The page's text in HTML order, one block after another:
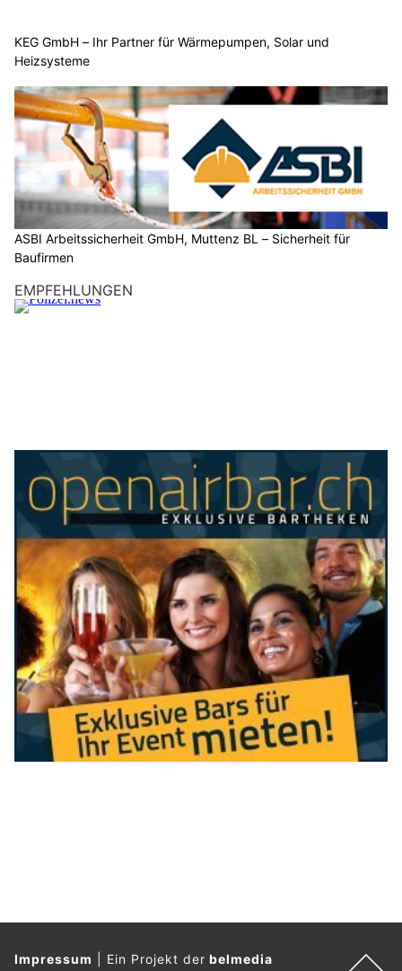
ASBI Arbeitssicherheit GmbH, Muttenz BL – Sicherheit für Baufirmen
HOPE Christliches Sozialwerk in Baden AG: Hilfe für Menschen in Notlagen
KEG GmbH – Ihr Partner für Wärmepumpen, Solar und Heizsysteme
Zurzibiet AG: Regionalpolizei verstärkt
Kontrollen zum Schulstart auf den Schulwegen
06.08.26 VON POLIZEI.NEWS REDAKTION
Der Schulweg gehört den Kindern. Helfen wir gemeinsam
Nach den Sommerferien beginnt für viele Kinder ein neuer
HaarStark. in Wohlen (AG): Moderne Frisuren und Make-up
KEG GmbH – Ihr Partner für Wärmepumpen, Solar und Heizsysteme
KEG GmbH – Ihr Partner für Wärmepumpen, Solar und Heizsysteme
KEG GmbH – Ihr Partner für Wärmepumpen, Solar und Heizsysteme
Wängi TG: Fahrunfähiger Schweizer auf
Rastplatz kontrolliert – Ausweis sichergestellt
05.08.26 VON POLIZEI.NEWS REDAKTION
In der Nacht auf Mittwoch wurde in Wängi ein Autofahrerals
fahrunfähig beurteilt.
Asylstatus in Deutschland festgenommen
In Rheinfelden konnten nach einem Diebstahl aus einem